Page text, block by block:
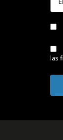
las